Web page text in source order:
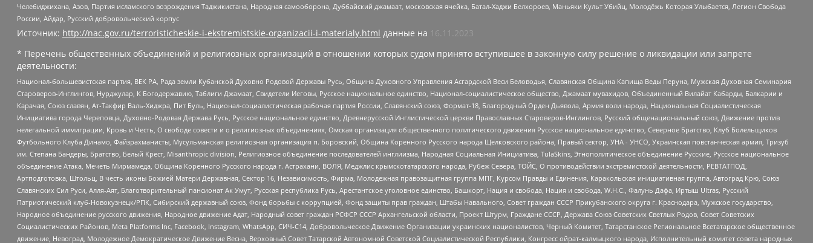
Челебиджихана, Азов, Партия исламского возрождения Таджикистана, Народная самооборона, Дуббайский джамаат, московская ячейка, Батал-Хаджи Белхороев, Маньяки Культ Убийц, Молодёжь Которая Улыбается, Легион Свобода
России, Айдар, Русский добровольческий корпус
Источник: http://nac.gov.ru/terroristicheskie-i-ekstremistskie-organizacii-i-materialy.html данные на 16.11.2023
* Перечень общественных объединений и религиозных организаций в отношении которых судом принято вступившее в законную силу решение о ликвидации или запрете
деятельности:
Национал-большевистская партия, ВЕК РА, Рада земли Кубанской Духовно Родовой Державы Русь, Община Духовного Управления Асгардской Веси Беловодья, Славянская Община Капища Веды Перуна, Мужская Духовная Семинария
Староверов-Инглингов, Нурджулар, К Богодержавию, Таблиги Джамаат, Свидетели Иеговы, Русское национальное единство, Национал-социалистическое общество, Джамаат мувахидов, Объединенный Вилайат Кабарды, Балкарии и
Карачая, Союз славян, Ат-Такфир Валь-Хиджра, Пит Буль, Национал-социалистическая рабочая партия России, Славянский союз, Формат-18, Благородный Орден Дьявола, Армия воли народа, Национальная Социалистическая
Инициатива города Череповца, Духовно-Родовая Держава Русь, Русское национальное единство, Древнерусской Инглистической церкви Православных Староверов-Инглингов, Русский общенациональный союз, Движение против
нелегальной иммиграции, Кровь и Честь, О свободе совести и о религиозных объединениях, Омская организация общественного политического движения Русское национальное единство, Северное Братство, Клуб Болельщиков
Футбольного Клуба Динамо, Файзрахманисты, Мусульманская религиозная организация п. Боровский, Община Коренного Русского народа Щелковского района, Правый сектор, УНА - УНСО, Украинская повстанческая армия, Тризуб
им. Степана Бандеры, Братство, Белый Крест, Misanthropic division, Религиозное объединение последователей инглиизма, Народная Социальная Инициатива, TulaSkins, Этнополитическое объединение Русские, Русское национальное
объединение Атака, Мечеть Мирмамеда, Община Коренного Русского народа г. Астрахани, ВОЛЯ, Меджлис крымскотатарского народа, Рубеж Севера, ТОЙС, О противодействии экстремистской деятельности, РЕВТАТПОД,
Артподготовка, Штольц, В честь иконы Божией Матери Державная, Сектор 16, Независимость, Фирма, Молодежная правозащитная группа МПГ, Курсом Правды и Единения, Каракольская инициативная группа, Автоград Крю, Союз
Славянских Сил Руси, Алля-Аят, Благотворительный пансионат Ак Умут, Русская республика Русь, Арестантское уголовное единство, Башкорт, Нация и свобода, Нация и свобода, W.H.С., Фалунь Дафа, Иртыш Ultras, Русский
Патриотический клуб-Новокузнецк/РПК, Сибирский державный союз, Фонд борьбы с коррупцией, Фонд защиты прав граждан, Штабы Навального, Совет граждан СССР Прикубанского округа г. Краснодара, Мужское государство,
Народное объединение русского движения, Народное движение Адат, Народный совет граждан РСФСР СССР Архангельской области, Проект Штурм, Граждане СССР, Держава Союз Советских Светлых Родов, Совет Советских
Социалистических Районов, Meta Platforms Inc, Facebook, Instagram, WhatsApp, СИЧ-С14, Добровольческое Движение Организации украинских националистов, Черный Комитет, Татарстанское Региональное Всетатарское общественное
движение, Невоград, Молодежное Демократическое Движение Весна, Верховный Совет Татарской Автономной Советской Социалистической Республики, Конгресс ойрат-калмыцкого народа, Исполнительный комитет совета народных